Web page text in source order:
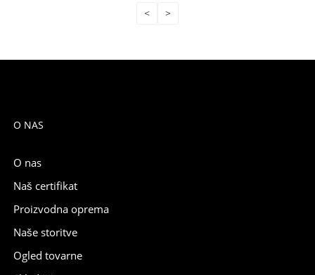
< >
O NAS
O nas
Naš certifikat
Proizvodna oprema
Naše storitve
Ogled tovarne